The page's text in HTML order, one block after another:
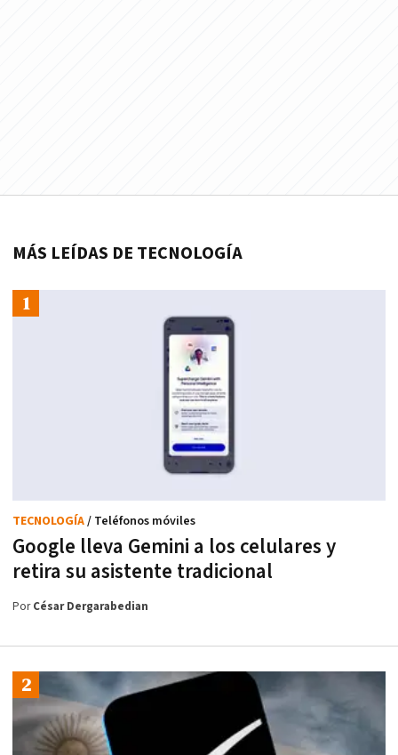
MÁS LEÍDAS DE TECNOLOGÍA
Google lleva Gemini a los celulares y
retira su asistente tradicional
TECNOLOGÍA/ Teléfonos móviles
PorCésar Dergarabedian